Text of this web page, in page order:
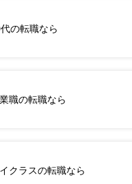
の転職なら
職の転職なら
クラスの転職なら